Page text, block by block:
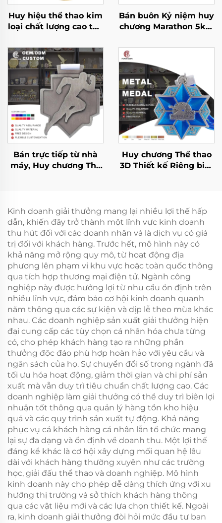
Huy hiệu thể thao kim
loại chất lượng cao tùy
thưởng huy hiệu thể
thao marathon hoàn
thành tùy chỉnh
Bán buôn Kỷ niệm huy
chương Marathon 5km
Thể thao chạy bộ Huy
Bán trực tiếp từ nhà
máy, Huy chương Thể
chơi Thể thao, Huy
chương Kim loại
Huy chương Thể thao
3D Thiết kế Riêng biệt
Kinh doanh giải thưởng mang lại nhiều lợi thế hấp
dẫn, khiến đây trở thành một lĩnh vực kinh doanh
thu hút đối với các doanh nhân và là dịch vụ có giá
trị đối với khách hàng. Trước hết, mô hình này có
khả năng mở rộng quy mô, từ hoạt động địa
phương lên phạm vi khu vực hoặc toàn quốc thông
qua tích hợp thương mại điện tử. Ngành công
nghiệp này được hưởng lợi từ nhu cầu ổn định trên
nhiều lĩnh vực, đảm bảo cơ hội kinh doanh quanh
năm thông qua các sự kiện và dịp lễ theo mùa khác
nhau. Các doanh nghiệp sản xuất giải thưởng hiện
đại cung cấp các tùy chọn cá nhân hóa chưa từng
có, cho phép khách hàng tạo ra những phần
thưởng độc đáo phù hợp hoàn hảo với yêu cầu và
ngân sách của họ. Sự chuyển đổi số trong ngành đã
tối ưu hóa hoạt động, giảm thời gian và chi phí sản
xuất mà vẫn duy trì tiêu chuẩn chất lượng cao. Các
doanh nghiệp làm giải thưởng có thể duy trì biên lợi
nhuận tốt thông qua quản lý hàng tồn kho hiệu
quả và các quy trình sản xuất tự động. Khả năng
phục vụ cả khách hàng cá nhân lẫn tổ chức mang
lại sự đa dạng và ổn định về doanh thu. Một lợi thế
đáng kể khác là cơ hội xây dựng mối quan hệ lâu
dài với khách hàng thường xuyên như các trường
học, giải đấu thể thao và doanh nghiệp. Mô hình
kinh doanh này cho phép dễ dàng thích ứng với xu
hướng thị trường và sở thích khách hàng thông
qua các vật liệu mới và các lựa chọn thiết kế. Ngoài
ra, kinh doanh giải thưởng đòi hỏi mức đầu tư ban